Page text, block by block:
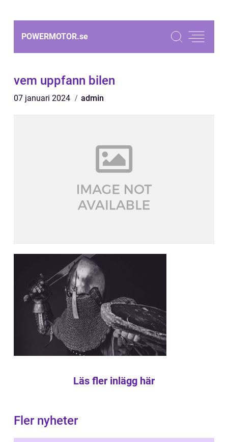
POWERMOTOR.se
vem uppfann bilen
07 januari 2024 admin
Läs fler inlägg här
Fler nyheter